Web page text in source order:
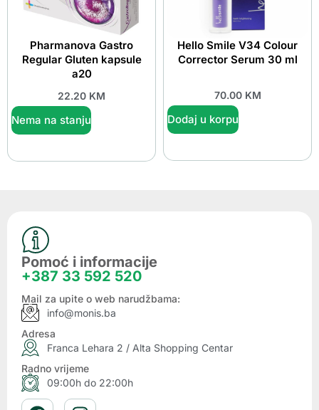
Pharmanova Gastro
Regular Gluten kapsule
a20
22.20 KM
Nema na stanju
Hello Smile V34 Colour
Corrector Serum 30 ml
70.00 KM
Dodaj u korpu
Pomoć i informacije
+387 33 592 520
Mail za upite o web narudžbama:
info@monis.ba
Adresa
Franca Lehara 2 / Alta Shopping Centar
Radno vrijeme
09:00h do 22:00h